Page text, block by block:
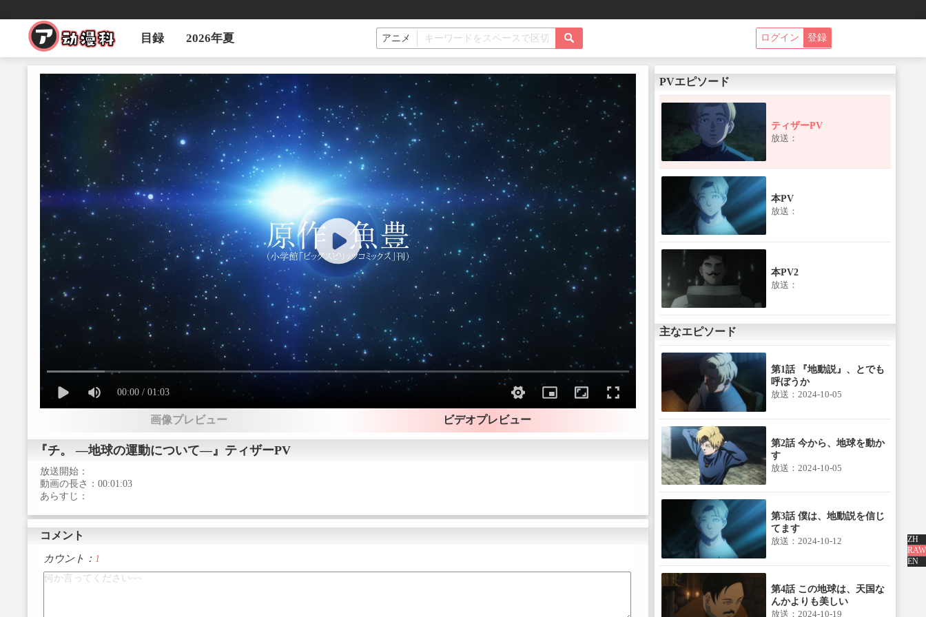
目録 2026年夏 ログイン 登録
ZH
RAW
EN
00:00 / 01:03
画像プレビュー ビデオプレビュー
『チ。 ―地球の運動について―』 ティザーPV
放送開始：
動画の長さ：00:01:03
あらすじ：
PVエピソード
ティザーPV
放送：
本PV
放送：
本PV2
放送：
主なエピソード
第1話 『地動説』、とでも
呼ぼうか
放送：2024-10-05
第2話 今から、地球を動か
す
放送：2024-10-05
第3話 僕は、地動説を信じ
てます
放送：2024-10-12
第4話 この地球は、天国な
んかよりも美しい
放送：2024-10-19
コメント
カウント： 1